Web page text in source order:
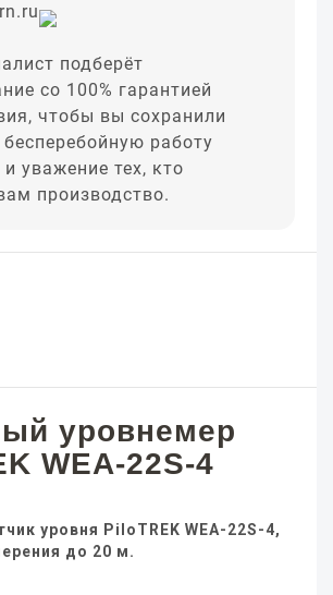
подберёт
со 100% гарантией
чтобы вы сохранили
работу
уважение тех, кто
производство.
уровнемер
WEA-22S-4
уровня PiloTREK WEA-22S-4,
до 20 м.